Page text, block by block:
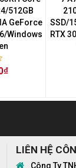
512GB
GeForce
Windows
SSD/
RTX
LIÊN HỆ
Công Ty